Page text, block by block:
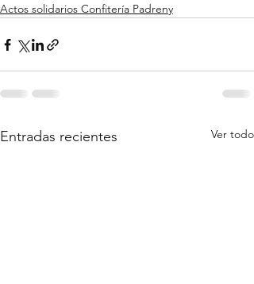
Actos solidarios Confitería Padreny
Entradas recientes Ver todo